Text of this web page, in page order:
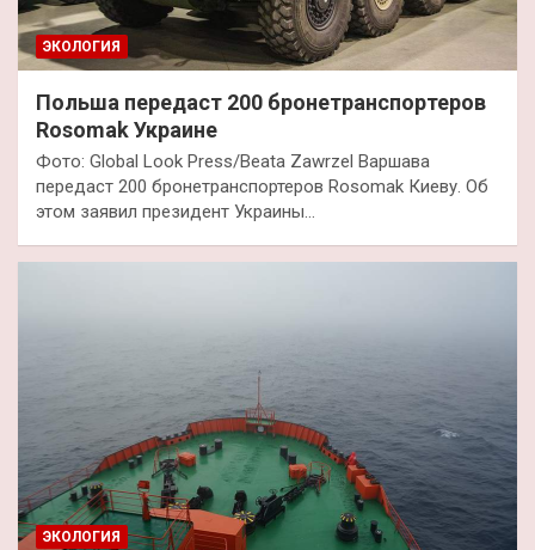
ЭКОЛОГИЯ
Польша передаст 200 бронетранспортеров
Rosomak Украине
Фото: Global Look Press/Beata Zawrzel Варшава
передаст 200 бронетранспортеров Rosomak Киеву. Об
этом заявил президент Украины…
ЭКОЛОГИЯ